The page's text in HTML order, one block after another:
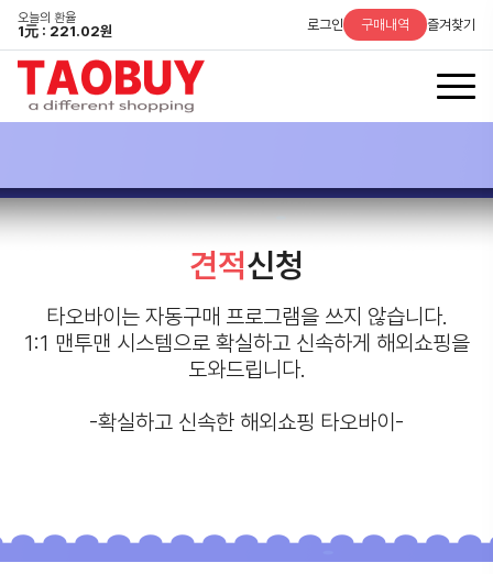
오늘의 환율
1元 : 221.02원 로그인 구매내역 즐겨찾기
견적신청
타오바이는 자동구매 프로그램을 쓰지 않습니다.
1:1 맨투맨 시스템으로 확실하고 신속하게 해외쇼핑을
도와드립니다.
-확실하고 신속한 해외쇼핑 타오바이-